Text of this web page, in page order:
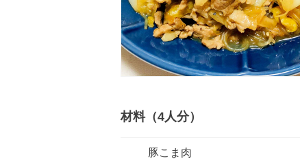
材料（4人分）
豚こま肉